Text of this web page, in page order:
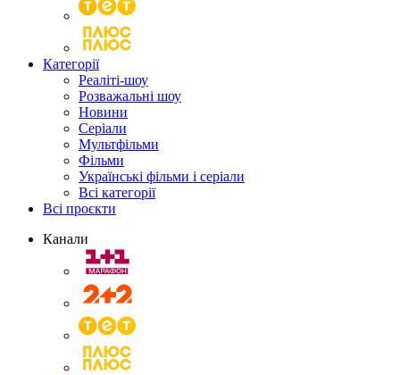
Категорії
Реаліті-шоу
Розважальні шоу
Новини
Серіали
Мультфільми
Фільми
Українські фільми і серіали
Всі категорії
Всі проєкти
Канали